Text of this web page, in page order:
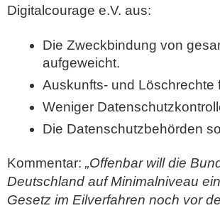
Digitalcourage e.V. aus:
Die Zweckbindung von
aufgeweicht.
Auskunfts- und Löschrechte
Weniger
Die Datenschutzbehörden
Kommentar: „Offenbar will die
Deutschland auf Minimalniveau
Gesetz im Eilverfahren noch vor